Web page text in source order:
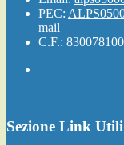
PEC:
mail
C.F.:
Sezione Link Utili